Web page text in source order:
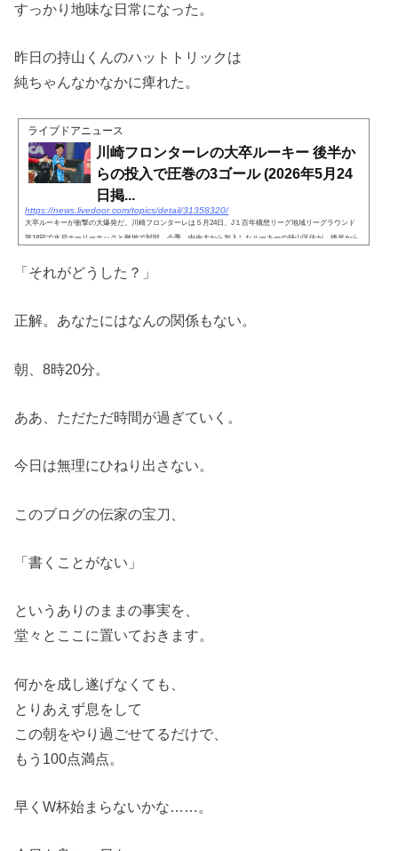
すっかり地味な日常になった。
昨日の持山くんのハットトリックは
純ちゃんなかなかに痺れた。
ライブドアニュース
川崎フロンターレの大卒ルーキー 後半か
らの投入で圧巻の3ゴール (2026年5月24
日掲...
https://news.livedoor.com/topics/detail/31358320/
大卒ルーキーが衝撃の大爆発だ。川崎フロンターレは５月24日、J１百年構想リーグ地域リーグラウンド
第18節で水戸ホーリーホックと敵地で対戦。今季、中央大から加入したルーキーの持山匡佑が、後半から
「それがどうした？」
正解。あなたにはなんの関係もない。
朝、8時20分。
ああ、ただただ時間が過ぎていく。
今日は無理にひねり出さない。
このブログの伝家の宝刀、
「書くことがない」
というありのままの事実を、
堂々とここに置いておきます。
何かを成し遂げなくても、
とりあえず息をして
この朝をやり過ごせてるだけで、
もう100点満点。
早くW杯始まらないかな……。